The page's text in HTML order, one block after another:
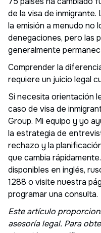
de la visa de
la emisión a menudo no
denegaciones, pero las
generalmente
Comprender la
requiere un juicio legal
Si necesita orientación
caso de visa de
Group. Mi equipo y yo
la estrategia de
rechazo y la
que cambia
disponibles en inglés,
1288 o visite nuestra
programar una consulta.
Este artículo
asesoría legal. Para